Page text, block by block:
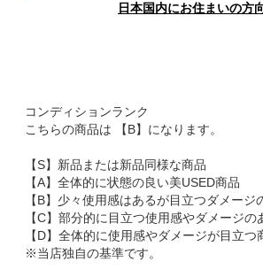
日本国内にお住まいの方
コンディションランク
こちらの商品は 【B】になります。
【S】新品または新品同様な商品
【A】全体的に状態の良い美USED商品
【B】少々使用感はあるが目立つダメージ
【C】部分的に目立つ使用感やダメージの
【D】全体的に使用感やダメージが目立つ
※当店独自の基準です。